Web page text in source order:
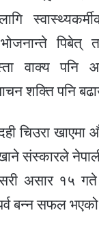
पिबेत्
वाक्य पनि
शक्ति पनि
चिउरा खाएमा
संस्कारले
असार १५ गते
बन्न सफल